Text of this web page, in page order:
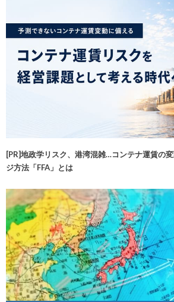
[PR]地政学リスク、港湾混雑…コンテナ運賃の
ジ方法「FFA」とは